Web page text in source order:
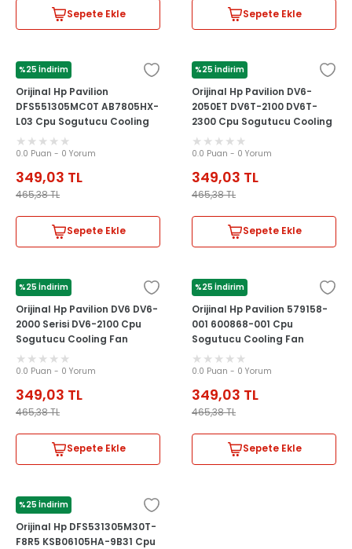
Sepete Ekle Sepete Ekle
%25 İndirim
HP
Orijinal Hp Pavilion
DFS551305MC0T AB7805HX-
L03 Cpu Sogutucu Cooling
Fan
0.0 Puan - 0 Yorum
349,03 TL
465,38TL
Sepete Ekle
%25 İndirim
HP
Orijinal Hp Pavilion DV6-
2050ET DV6T-2100 DV6T-
2300 Cpu Sogutucu Cooling
Fan
0.0 Puan - 0 Yorum
349,03 TL
465,38TL
Sepete Ekle
%25 İndirim
HP
Orijinal Hp Pavilion DV6 DV6-
2000 Serisi DV6-2100 Cpu
Sogutucu Cooling Fan
0.0 Puan - 0 Yorum
349,03 TL
465,38TL
Sepete Ekle
%25 İndirim
HP
Orijinal Hp Pavilion 579158-
001 600868-001 Cpu
Sogutucu Cooling Fan
0.0 Puan - 0 Yorum
349,03 TL
465,38TL
Sepete Ekle
%25 İndirim
HP
Orijinal Hp DFS531305M30T-
F8R5 KSB06105HA-9B31 Cpu